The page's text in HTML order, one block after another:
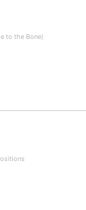
to the Bone)